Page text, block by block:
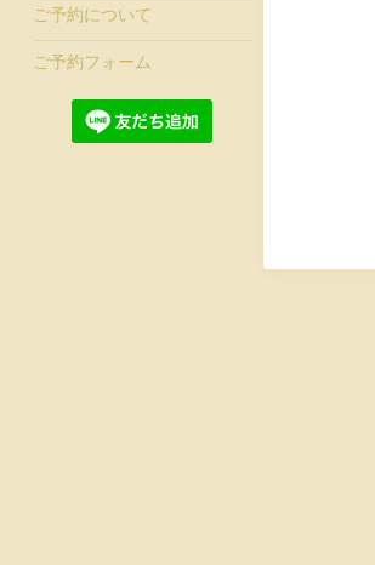
ご予約について
ご予約フォーム